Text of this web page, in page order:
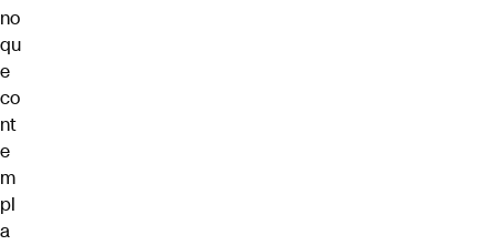
no
qu
e
co
nt
e
m
pl
a